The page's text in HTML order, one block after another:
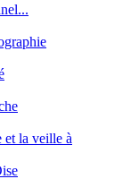
et la veille à